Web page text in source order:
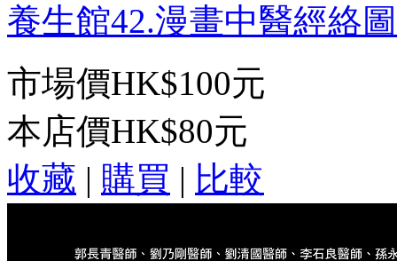
養生館42.漫畫中醫經絡
市場價HK$100元
本店價HK$80元
收藏 | 購買 | 比較